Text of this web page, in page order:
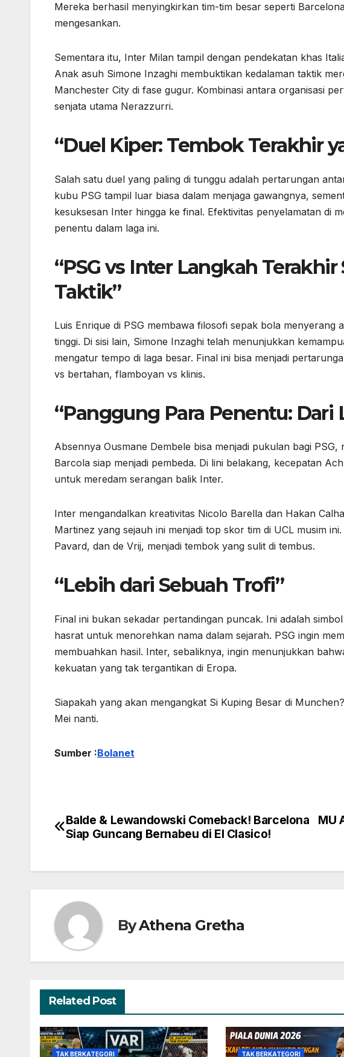
Mereka berhasil menyingkirkan tim-tim besar seperti
mengesankan.
Sementara itu, Inter Milan tampil dengan pendekatan khas
Anak asuh Simone Inzaghi membuktikan kedalaman taktik
Manchester City di fase gugur. Kombinasi antara organisasi
senjata utama Nerazzurri.
“Duel Kiper: Tembok Terakhir
Salah satu duel yang paling di tunggu adalah pertarungan
kubu PSG tampil luar biasa dalam menjaga gawangnya,
kesuksesan Inter hingga ke final. Efektivitas penyelamatan di
penentu dalam laga ini.
“PSG vs Inter Langkah
Taktik”
Luis Enrique di PSG membawa filosofi sepak bola menyerang
tinggi. Di sisi lain, Simone Inzaghi telah menunjukkan
mengatur tempo di laga besar. Final ini bisa menjadi
vs bertahan, flamboyan vs klinis.
“Panggung Para Penentu: Dari
Absennya Ousmane Dembele bisa menjadi pukulan bagi
Barcola siap menjadi pembeda. Di lini belakang, kecepatan
untuk meredam serangan balik Inter.
Inter mengandalkan kreativitas Nicolo Barella dan Hakan
Martinez yang sejauh ini menjadi top skor tim di UCL musim
Pavard, dan de Vrij, menjadi tembok yang sulit di tembus.
“Lebih dari Sebuah Trofi”
Final ini bukan sekadar pertandingan puncak. Ini adalah
hasrat untuk menorehkan nama dalam sejarah. PSG ingin
membuahkan hasil. Inter, sebaliknya, ingin menunjukkan
kekuatan yang tak tergantikan di Eropa.
Siapakah yang akan mengangkat Si Kuping Besar di
Mei nanti.
Sumber :Bolanet
Navigasi
MU
Balde & Lewandowski Comeback! Barcelona
Siap Guncang Bernabeu di El Clasico!
ByAthena Gretha
Related Post
TAK BERKATEGORI TAK BERKATEGORI